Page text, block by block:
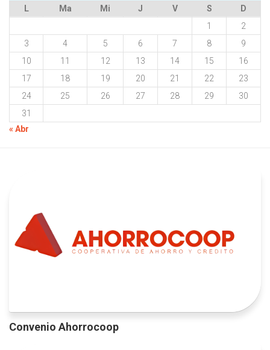
L
Ma Mi J V S
D
1
2
3
4 5 6 7 8
9
10
11 12 13 14 15
16
17
18 19 20 21 22
23
24
25 26 27 28 29
30
31
« Abr
Convenio Ahorrocoop